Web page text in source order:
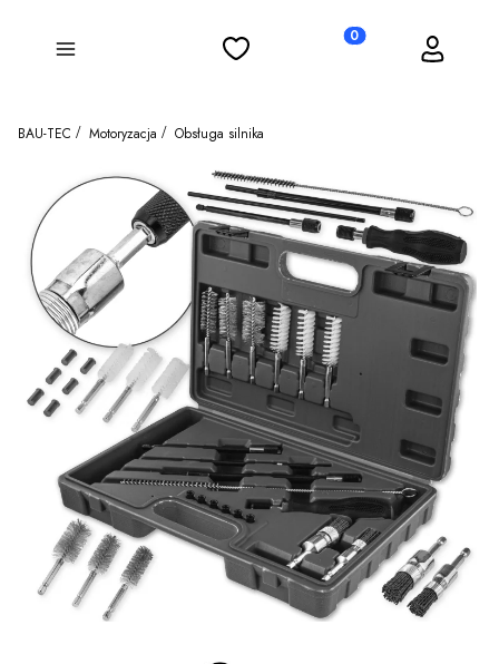
Menu Ulubione Produkty w koszyku:
Koszyk Zaloguj się
BAU-TEC Motoryzacja Obsługa silnika